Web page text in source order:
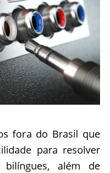
fora do Brasil que
para resolver
além de